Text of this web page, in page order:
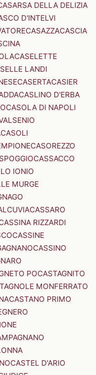
DELLA DELIZIA
D'INTELVI
CASAZZACASCIA
CASELETTE
LANDI
CASERTACASIER
CASLINO D'ERBA
CASOLA DI NAPOLI
CASOLI
CASOREZZO
CASSACCO
IONIO
MURGE
CASSARO
RIZZARDI
CASSINE
CASSINO
POCASTAGNITO
MONFERRATO
CASTANO PRIMO
CASTEL D'ARIO